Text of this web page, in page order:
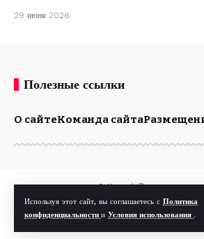
Используя этот сайт, вы соглашаетесь с Политика
конфиденциальности и Условия использования .
29 июня 2026
Полезные ссылки
О сайтеКоманда сайта
© Kp.md. Все права